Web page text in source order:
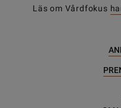
Läs om Vårdfokus